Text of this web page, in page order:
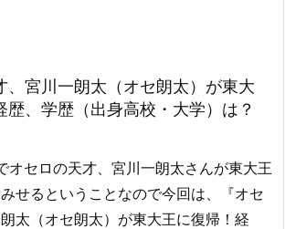
、宮川一朗太（オセ朗太）が東大
歴、学歴（出身高校・大学）は？
オセロの天才、宮川一朗太さんが東大王
せるということなので今回は、『オセ
太（オセ朗太）が東大王に復帰！経